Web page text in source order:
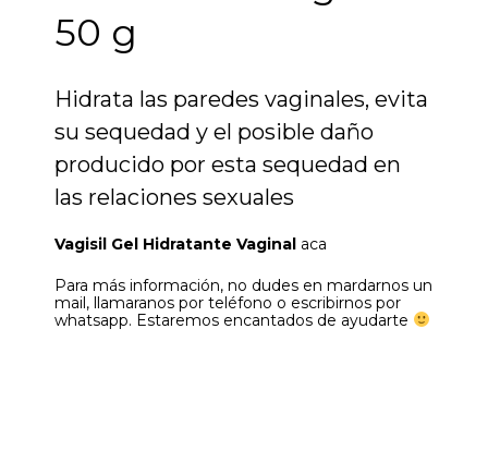
50 g
Hidrata las paredes vaginales, evita
su sequedad y el posible daño
producido por esta sequedad en
las relaciones sexuales
Vagisil Gel Hidratante Vaginal aca
Para más información, no dudes en mardarnos un
mail, llamaranos por teléfono o escribirnos por
whatsapp. Estaremos encantados de ayudarte